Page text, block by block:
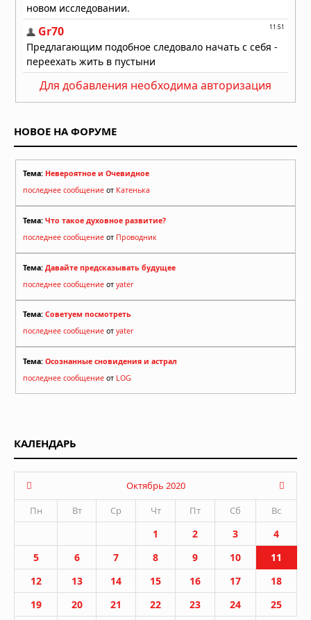
Для добавления необходима авторизация
НОВОЕ НА ФОРУМЕ
Тема: Невероятное и Очевидное
последнее сообщение от Катенька
Тема: Что такое духовное развитие?
последнее сообщение от Проводник
Тема: Давайте предсказывать будущее
последнее сообщение от yater
Тема: Советуем посмотреть
последнее сообщение от yater
Тема: Осознанные сновидения и астрал
последнее сообщение от LOG
КАЛЕНДАРЬ
Октябрь 2020
Пн
Вт Ср Чт Пт Сб Вс
1 2 3
4
5
6 7 8 9 10
11
12
13 14 15 16 17
18
19
20 21 22 23 24
25